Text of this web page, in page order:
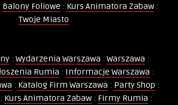
Balony Foliowe : Kurs Animatora Zabaw:
Twoje Miasto
: Wydarzenia Warszawa : Warszawa :
Rumia : Informacje Warszawa :
: Katalog Firm Warszawa : Party Shop :
: Kurs Animatora Zabaw : Firmy Rumia :